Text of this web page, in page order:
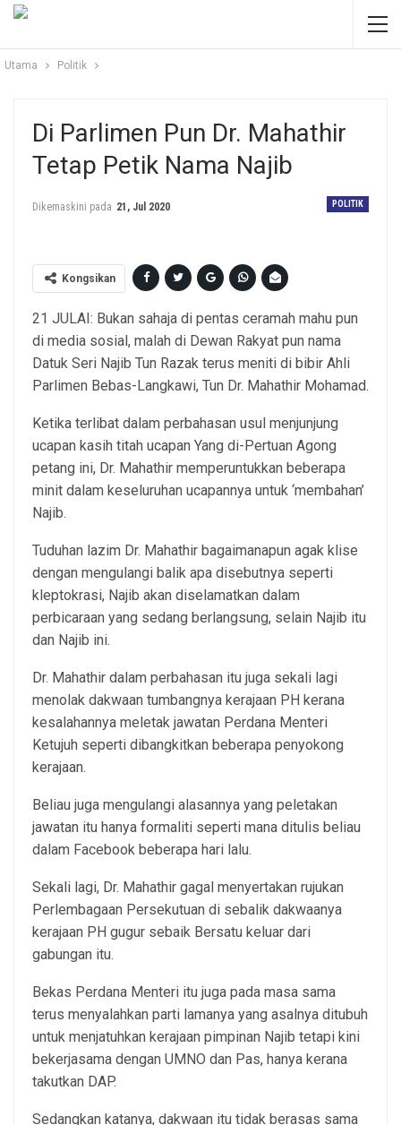
Utama Politik
Di Parlimen Pun Dr. Mahathir
Tetap Petik Nama Najib
POLITIK
Dikemaskini pada 21, Jul 2020
Kongsikan
21 JULAI: Bukan sahaja di pentas ceramah mahu pun
di media sosial, malah di Dewan Rakyat pun nama
Datuk Seri Najib Tun Razak terus meniti di bibir Ahli
Parlimen Bebas-Langkawi, Tun Dr. Mahathir Mohamad.
Ketika terlibat dalam perbahasan usul menjunjung
ucapan kasih titah ucapan Yang di-Pertuan Agong
petang ini, Dr. Mahathir memperuntukkan beberapa
minit dalam keseluruhan ucapannya untuk ‘membahan’
Najib.
Tuduhan lazim Dr. Mahathir bagaimanapun agak klise
dengan mengulangi balik apa disebutnya seperti
kleptokrasi, Najib akan diselamatkan dalam
perbicaraan yang sedang berlangsung, selain Najib itu
dan Najib ini.
Dr. Mahathir dalam perbahasan itu juga sekali lagi
menolak dakwaan tumbangnya kerajaan PH kerana
kesalahannya meletak jawatan Perdana Menteri
Ketujuh seperti dibangkitkan beberapa penyokong
kerajaan.
Beliau juga mengulangi alasannya yang peletakan
jawatan itu hanya formaliti seperti mana ditulis beliau
dalam Facebook beberapa hari lalu.
Sekali lagi, Dr. Mahathir gagal menyertakan rujukan
Perlembagaan Persekutuan di sebalik dakwaanya
kerajaan PH gugur sebaik Bersatu keluar dari
gabungan itu.
Bekas Perdana Menteri itu juga pada masa sama
terus menyalahkan parti lamanya yang asalnya ditubuh
untuk menjatuhkan kerajaan pimpinan Najib tetapi kini
bekerjasama dengan UMNO dan Pas, hanya kerana
takutkan DAP.
Sedangkan katanya, dakwaan itu tidak berasas sama